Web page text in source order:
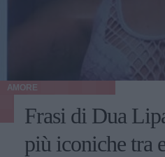
AMORE
Frasi di Dua
più iconiche tra